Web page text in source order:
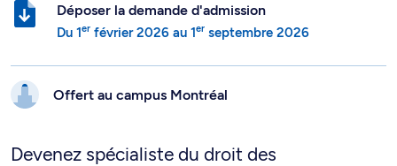
Déposer la demande d'admission
Du 1er février 2026 au 1er septembre 2026
Offert au campus Montréal
Devenez spécialiste du droit des